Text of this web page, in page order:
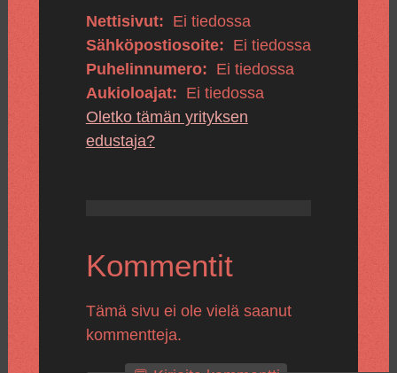
Nettisivut: Ei tiedossa
Sähköpostiosoite: Ei tiedossa
Puhelinnumero: Ei tiedossa
Aukioloajat: Ei tiedossa
Oletko tämän yrityksen
edustaja?
Kommentit
Tämä sivu ei ole vielä saanut
kommentteja.